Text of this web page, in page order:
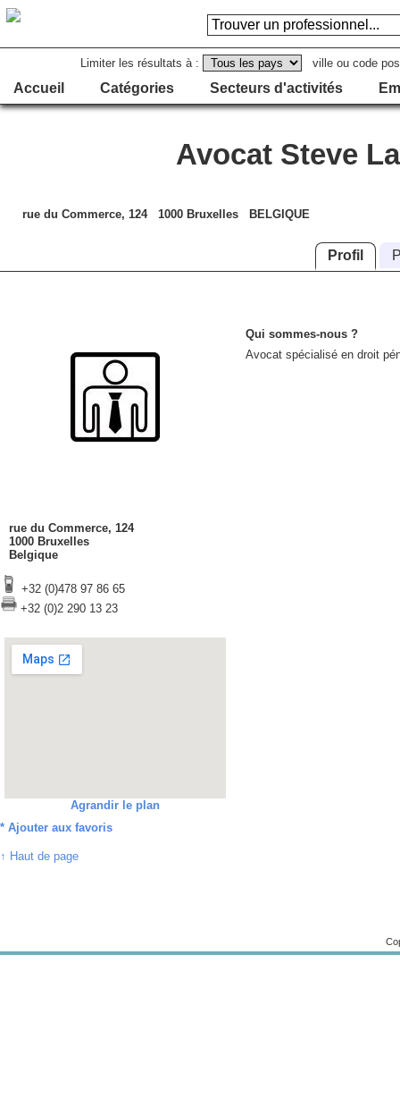
Limiter les résultats à : ville ou code
Accueil Catégories Secteurs d'activités
Avocat Steve
rue du Commerce, 124 1000 Bruxelles BELGIQUE
Profil
rue du Commerce, 124
1000 Bruxelles
Belgique
+32 (0)478 97 86 65
+32 (0)2 290 13 23
Agrandir le plan
* Ajouter aux favoris
Qui sommes-nous ?
Avocat spécialisé en droit
↑ Haut de page